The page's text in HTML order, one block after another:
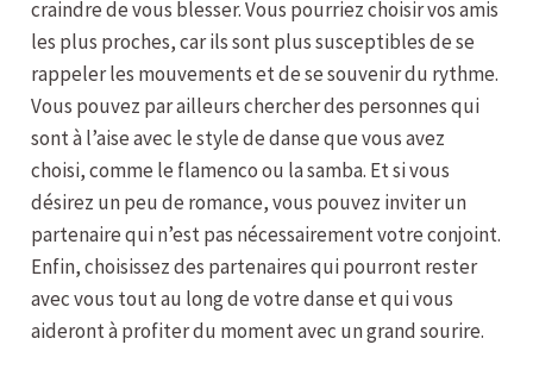
craindre de vous blesser. Vous pourriez choisir vos amis
les plus proches, car ils sont plus susceptibles de se
rappeler les mouvements et de se souvenir du rythme.
Vous pouvez par ailleurs chercher des personnes qui
sont à l’aise avec le style de danse que vous avez
choisi, comme le flamenco ou la samba. Et si vous
désirez un peu de romance, vous pouvez inviter un
partenaire qui n’est pas nécessairement votre conjoint.
Enfin, choisissez des partenaires qui pourront rester
avec vous tout au long de votre danse et qui vous
aideront à profiter du moment avec un grand sourire.